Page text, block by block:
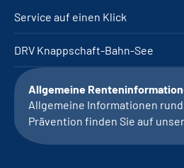
Service auf einen Klick
DRV Knappschaft-Bahn-See
Allgemeine
Allgemeine Informationen
Prävention finden Sie auf